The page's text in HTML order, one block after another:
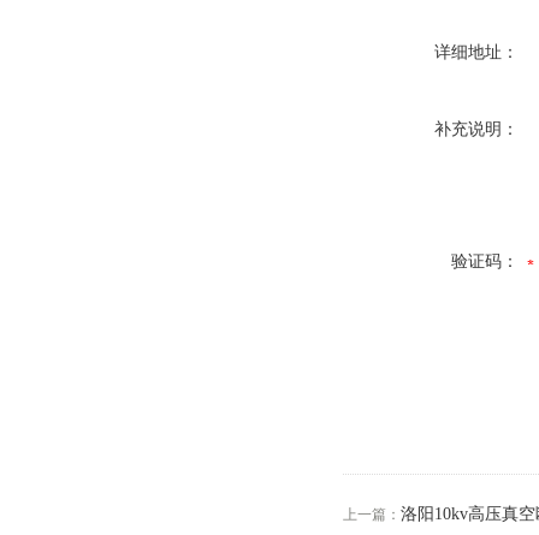
详细地址：
补充说明：
验证码：
上一篇： 洛阳10kv高压真